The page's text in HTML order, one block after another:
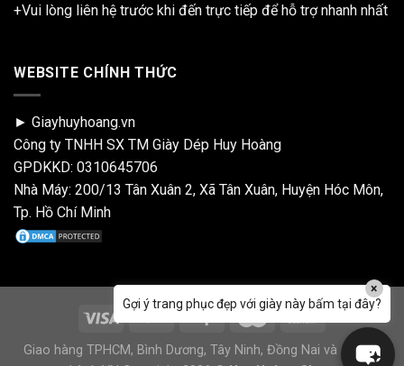
+Vui lòng liên hệ trước khi đến trực tiếp để hỗ trợ nhanh nhất
WEBSITE CHÍNH THỨC
► Giayhuyhoang.vn
Công ty TNHH SX TM Giày Dép Huy Hoàng
GPDKKD: 0310645706
Nhà Máy: 200/13 Tân Xuân 2, Xã Tân Xuân, Huyện Hóc Môn,
Tp. Hồ Chí Minh
Giao hàng TPHCM, Bình Dương, Tây Ninh, Đồng Nai và 64 tỉnh
Gợi ý trang phục đẹp với giày này bấm tại đây?
×